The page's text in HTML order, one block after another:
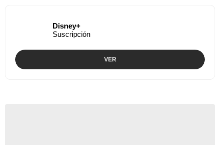
Disney+
Suscripción
VER